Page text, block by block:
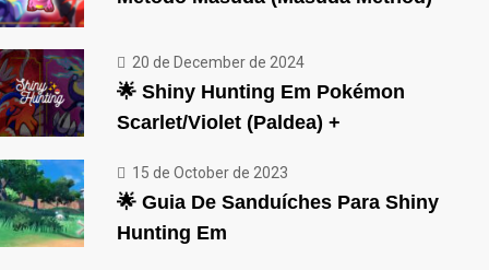
20 de December de 2024
🌟 Shiny Hunting Em Pokémon
Scarlet/Violet (Paldea) +
15 de October de 2023
🌟 Guia De Sanduíches Para Shiny
Hunting Em